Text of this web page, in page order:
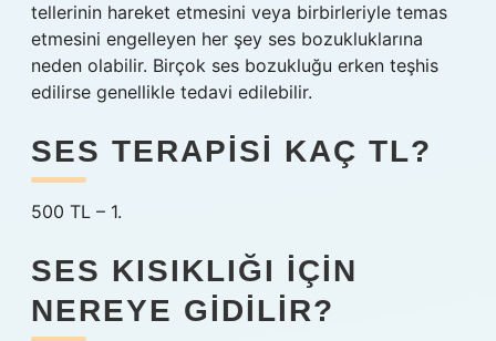
tellerinin hareket etmesini veya birbirleriyle temas
etmesini engelleyen her şey ses bozukluklarına
neden olabilir. Birçok ses bozukluğu erken teşhis
edilirse genellikle tedavi edilebilir.
SES TERAPISI KAÇ TL?
500 TL – 1.
SES KISIKLIĞI IÇIN
NEREYE GIDILIR?